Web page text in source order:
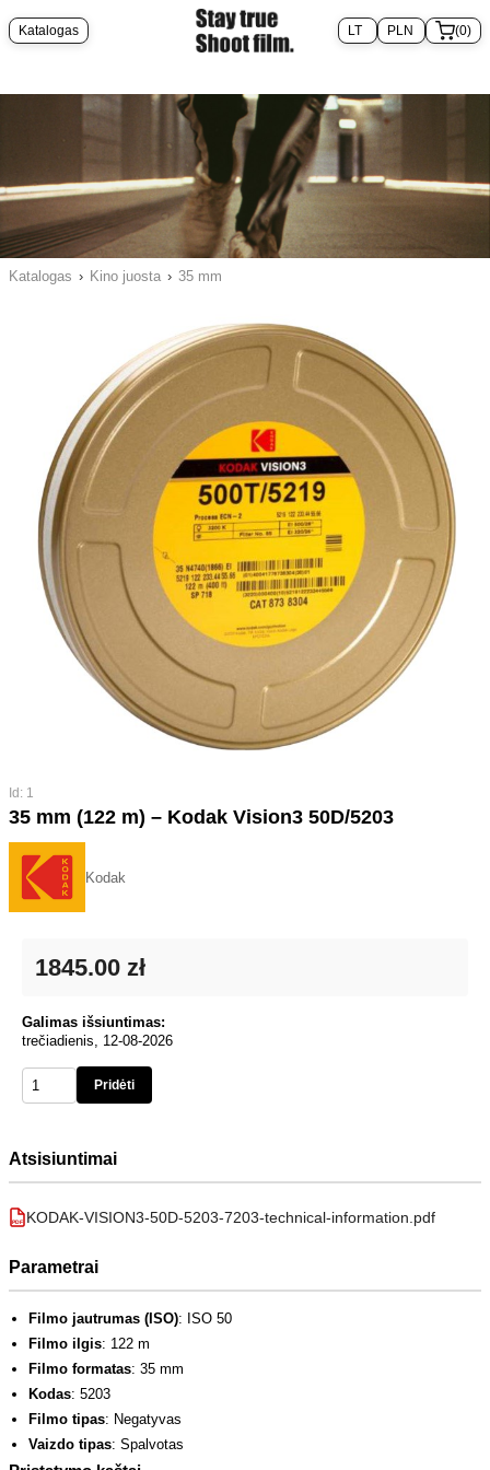
Katalogas (0)
Katalogas › Kino juosta › 35 mm
Id: 1
35 mm (122 m) – Kodak Vision3 50D/5203
Kodak
1845.00 zł
Galimas išsiuntimas:
trečiadienis, 12-08-2026
Pridėti
Atsisiuntimai
PDF KODAK-VISION3-50D-5203-7203-technical-information.pdf
Parametrai
Filmo jautrumas (ISO): ISO 50
Filmo ilgis: 122 m
Filmo formatas: 35 mm
Kodas: 5203
Filmo tipas: Negatyvas
Vaizdo tipas: Spalvotas